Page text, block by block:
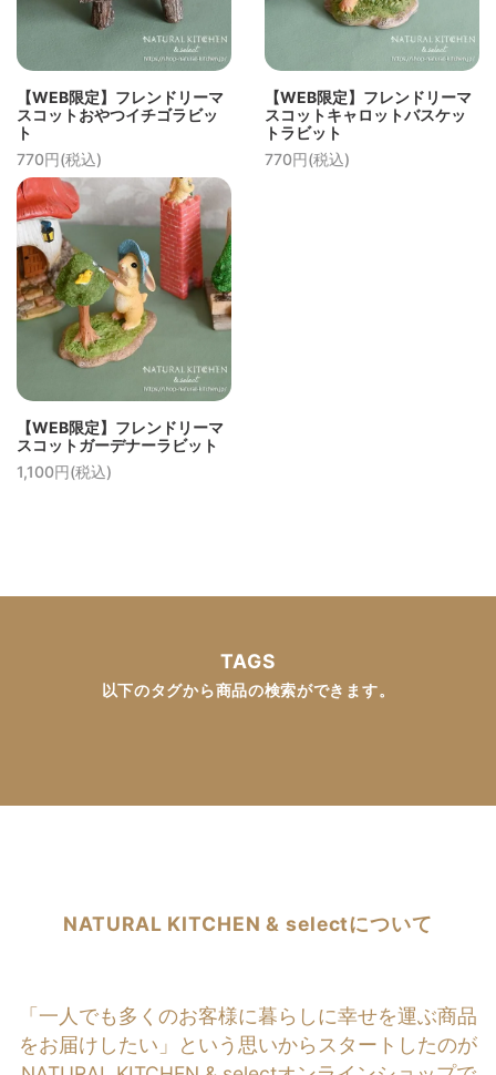
【WEB限定】フレンドリーマ
スコットおやつイチゴラビッ
ト
770円(税込)
【WEB限定】フレンドリーマ
スコットキャロットバスケッ
トラビット
770円(税込)
【WEB限定】フレンドリーマ
スコットガーデナーラビット
1,100円(税込)
TAGS
以下のタグから商品の検索ができます。
NATURAL KITCHEN & selectについて
「一人でも多くのお客様に暮らしに幸せを運ぶ商品
をお届けしたい」という思いからスタートしたのが